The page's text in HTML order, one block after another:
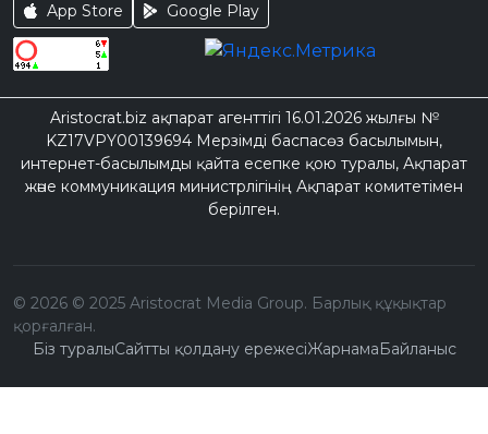
App Store Google Play
Aristocrat.biz ақпарат агенттігі 16.01.2026 жылғы №
KZ17VPY00139694 Мерзімді баспасөз басылымын,
интернет-басылымды қайта есепке қою туралы, Ақпарат
және коммуникация министрлігінің Ақпарат комитетімен
берілген.
© 2026 © 2025 Aristocrat Media Group. Барлық құқықтар
қорғалған.
Біз туралыСайтты қолдану ережесіЖарнама Байланыс